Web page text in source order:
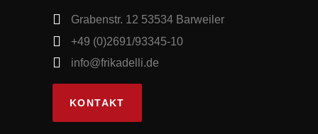
Grabenstr. 12 53534 Barweiler
+49 (0)2691/93345-10
info@frikadelli.de
KONTAKT